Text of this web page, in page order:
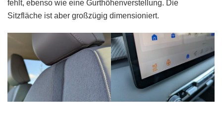
fehlt, ebenso wie eine Gurthöhenverstellung. Die
Sitzfläche ist aber großzügig dimensioniert.